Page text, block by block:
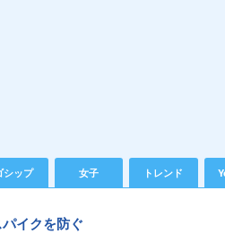
シップ 女子 トレンド
イクを防ぐ